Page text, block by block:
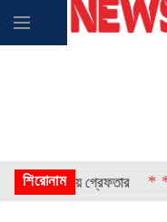
শিরোনাম
ঢাকায় গ্রেফতার * * * *